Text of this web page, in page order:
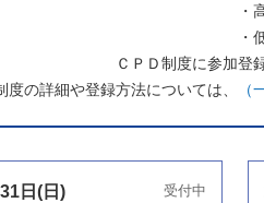
・
ＣＰＤ制度に参加登
の詳細や登録方法については、
受付中
日(日)